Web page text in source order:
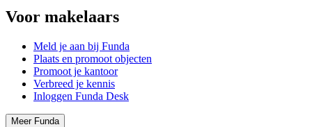
Voor makelaars
Meld je aan bij Funda
Plaats en promoot objecten
Promoot je kantoor
Verbreed je kennis
Inloggen Funda Desk
Meer Funda